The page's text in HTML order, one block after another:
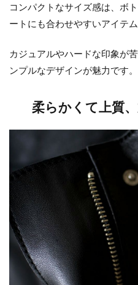
コンパクトなサイズ感は、ボ
ートにも合わせやすいアイテム
カジュアルやハードな印象が
ンプルなデザインが魅力です。
柔らかくて上質